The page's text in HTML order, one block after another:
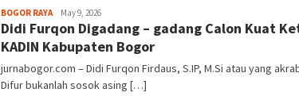
BOGOR RAYAAga
Alamanda
May 9, 2026
Didi Furqon Digadang – gadang Calon Kuat
KADIN Kabupaten Bogor
jurnabogor.com – Didi Furqon Firdaus, S.IP, M.Si atau yang
Difur bukanlah sosok asing […]